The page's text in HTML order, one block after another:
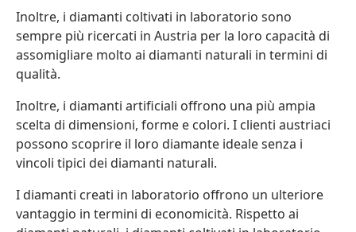
Inoltre, i diamanti coltivati in laboratorio sono
sempre più ricercati in Austria per la loro capacità di
assomigliare molto ai diamanti naturali in termini di
qualità.
Inoltre, i diamanti artificiali offrono una più ampia
scelta di dimensioni, forme e colori. I clienti austriaci
possono scoprire il loro diamante ideale senza i
vincoli tipici dei diamanti naturali.
I diamanti creati in laboratorio offrono un ulteriore
vantaggio in termini di economicità. Rispetto ai